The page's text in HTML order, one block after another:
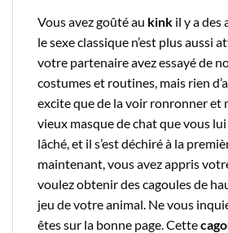
Vous avez goûté au kink il y a des
le sexe classique n’est plus aussi
votre partenaire avez essayé de
costumes et routines, mais rien
excite que de la voir ronronner et
vieux masque de chat que vous
lâché, et il s’est déchiré à la
maintenant, vous avez appris
voulez obtenir des cagoules de
jeu de votre animal. Ne vous
êtes sur la bonne page. Cette